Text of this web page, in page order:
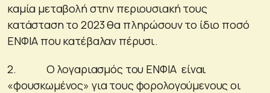
καμία μεταβολή στην περιουσιακή τους
κατάσταση το 2023 θα πληρώσουν το ίδιο ποσό
ΕΝΦΙΑ που κατέβαλαν πέρυσι.
2. Ο λογαριασμός του ΕΝΦΙΑ είναι
«φουσκωμένος» για τους φορολογούμενους οι